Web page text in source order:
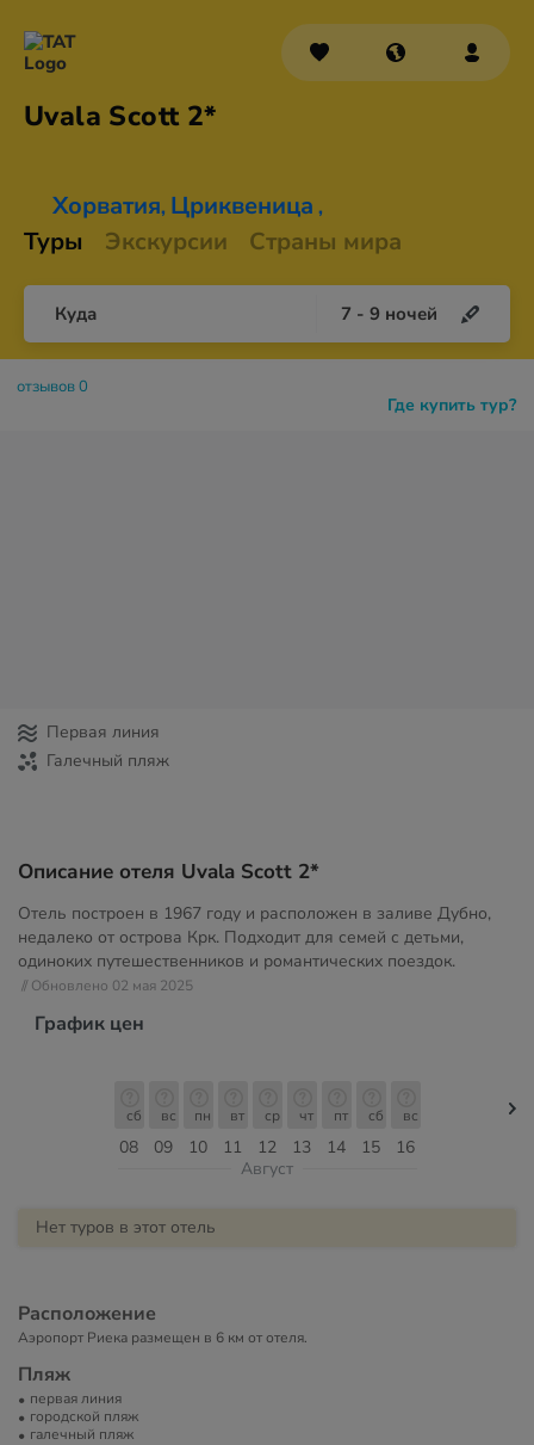
Uvala Scott 2*
Хорватия, Цриквеница ,
Туры Экскурсии Страны мира
Куда 7 - 9 ночей
Где купить тур?
отзывов 0
Первая линия
Галечный пляж
Описание отеля Uvala Scott 2*
Отель построен в 1967 году и расположен в заливе Дубно,
недалеко от острова Крк. Подходит для семей с детьми,
одиноких путешественников и романтических поездок.
// Обновлено 02 мая 2025
График цен
08
сб
09
вс
10
пн
11
вт
12
ср
13
чт
14
пт
15
сб
16
вс
Август
Нет туров в этот отель
Расположение
Аэропорт Риека размещен в 6 км от отеля.
Пляж
первая линия
городской пляж
галечный пляж